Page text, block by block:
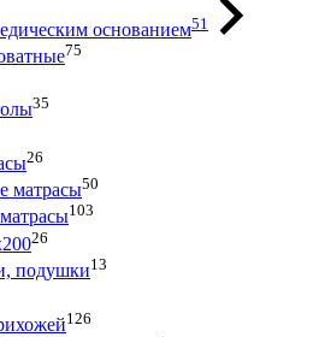
основанием51
75
35
26
матрасы50
103
26
подушки13
126